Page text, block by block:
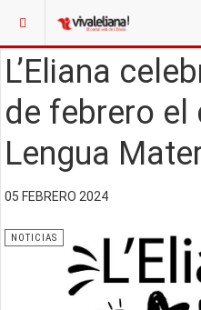
L’Eliana
de febrero el
Lengua
05 FEBRERO 2024
NOTICIAS